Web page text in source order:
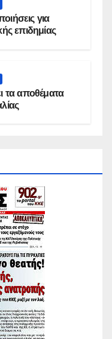
για
επιδημίας
τα αποθέματα